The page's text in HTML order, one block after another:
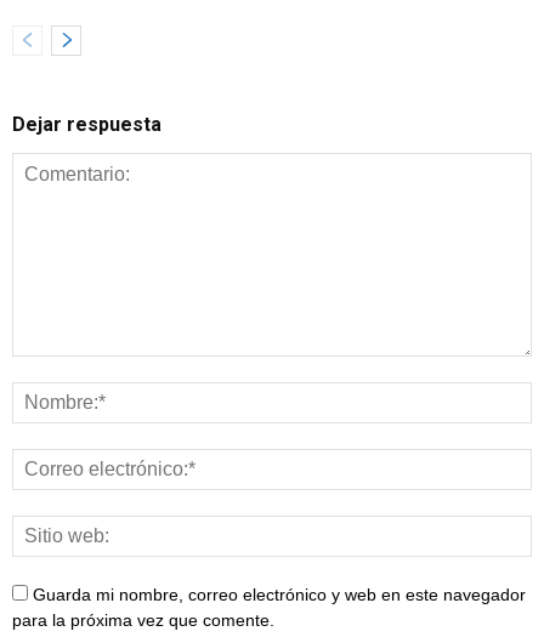
Dejar respuesta
Guarda mi nombre, correo electrónico y web en este navegador
para la próxima vez que comente.